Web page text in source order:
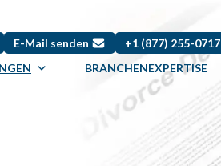
E-Mail senden +1 (877) 255-0717
BRANCHENEXPERTISE